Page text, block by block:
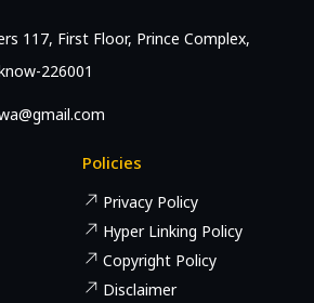
117, First Floor, Prince Complex,
226001
Policies
Privacy Policy
Hyper Linking Policy
Copyright Policy
Disclaimer